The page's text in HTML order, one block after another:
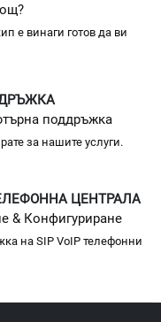
е винаги готов да ви
поддръжка
за нашите услуги.
ЦЕНТРАЛА
& Конфигуриране
на SIP VoIP телефонни